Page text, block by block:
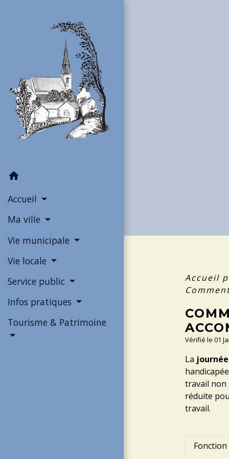
home
Accueil
Ma ville
Vie municipale
Vie locale
Service public
Infos pratiques
Tourisme & Patrimoine
Accueil
Vérifié le 01
La
travail non
réduite
travail.
Fonction